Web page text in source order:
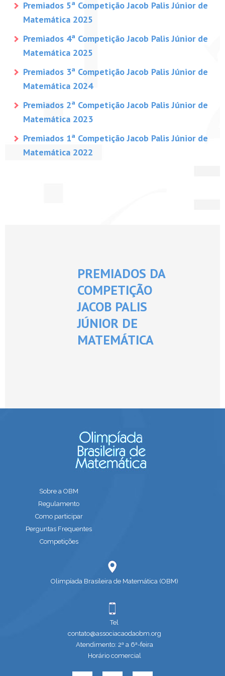
PETI-OBM
CONTATO
ÁREA RESTRITA
PREMIADOS DA
COMPETIÇÃO
JACOB PALIS
JÚNIOR DE
MATEMÁTICA
Premiados 5ª Competição Jacob Palis Júnior de
Matemática 2025
Premiados 4ª Competição Jacob Palis Júnior de
Matemática 2025
Premiados 3ª Competição Jacob Palis Júnior de
Matemática 2024
Premiados 2ª Competição Jacob Palis Júnior de
Matemática 2023
Premiados 1ª Competição Jacob Palis Júnior de
Matemática 2022
Sobre a OBM
Regulamento
Como participar
Perguntas Frequentes
Competições
Olimpíada Brasileira de Matemática (OBM)
Tel
contato@associacaodaobm.org
Atendimento: 2ª a 6ª-feira
Horário comercial